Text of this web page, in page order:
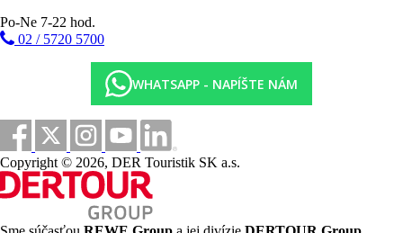
Pláž
Plážová dovolenka
Fotogaléria
Po-Ne 7-22 hod.
02 / 5720 5700
WHATSAPP - NAPÍŠTE NÁM
Copyright © 2026, DER Touristik SK a.s.